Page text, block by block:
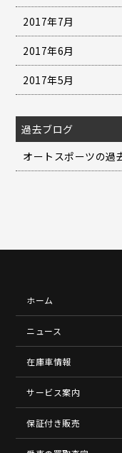
2017年7月
2017年6月
2017年5月
過去ブログ
オートスポーツの過
ホーム
ニュース
在庫車情報
サービス案内
保証付き販売